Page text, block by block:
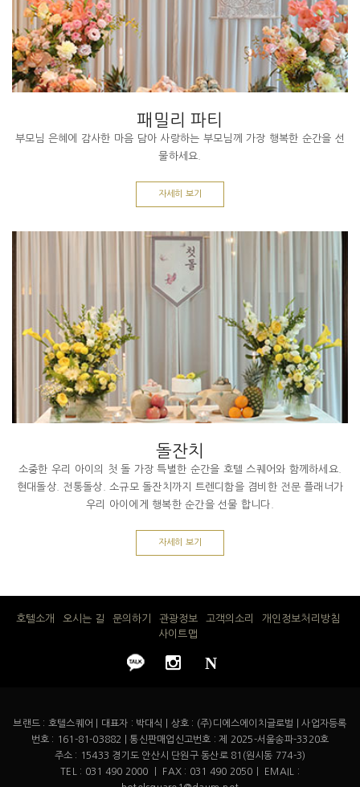
패밀리 파티
부모님 은혜에 감사한 마음 담아 사랑하는 부모님께 가장 행복한 순간을 선
물하세요.
자세히 보기
돌잔치
소중한 우리 아이의 첫 돌 가장 특별한 순간을 호텔 스퀘어와 함께하세요.
현대돌상. 전통돌상. 소규모 돌잔치까지 트렌디함을 겸비한 전문 플래너가
우리 아이에게 행복한 순간을 선물 합니다.
자세히 보기
호텔소개 오시는 길 문의하기 관광정보 고객의소리
개인정보처리방침
사이트맵
N
브랜드 : 호텔스퀘어 | 대표자 : 박대식 | 상호 : (주)디에스에이치글로벌 | 사업자등록
번호 : 161-81-03882 | 통신판매업신고번호 : 제 2025-서울송파-3320호
주소 : 15433 경기도 안산시 단원구 동산로 81(원시동 774-3)
TEL : 031 490 2000 ㅣ FAX : 031 490 2050ㅣ EMAIL :